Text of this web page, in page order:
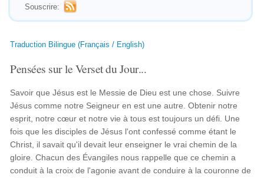
Souscrire:
Traduction Bilingue (Français / English)
Pensées sur le Verset du Jour...
Savoir que Jésus est le Messie de Dieu est une chose. Suivre
Jésus comme notre Seigneur en est une autre. Obtenir notre
esprit, notre cœur et notre vie à tous est toujours un défi. Une
fois que les disciples de Jésus l'ont confessé comme étant le
Christ, il savait qu'il devait leur enseigner le vrai chemin de la
gloire. Chacun des Évangiles nous rappelle que ce chemin a
conduit à la croix de l'agonie avant de conduire à la couronne de